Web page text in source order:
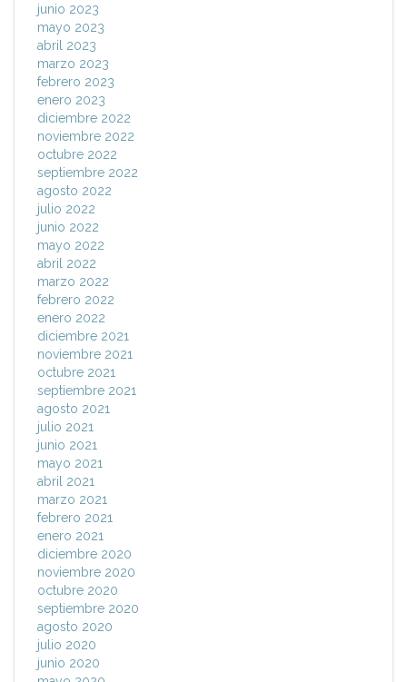
junio 2023
mayo 2023
abril 2023
marzo 2023
febrero 2023
enero 2023
diciembre 2022
noviembre 2022
octubre 2022
septiembre 2022
agosto 2022
julio 2022
junio 2022
mayo 2022
abril 2022
marzo 2022
febrero 2022
enero 2022
diciembre 2021
noviembre 2021
octubre 2021
septiembre 2021
agosto 2021
julio 2021
junio 2021
mayo 2021
abril 2021
marzo 2021
febrero 2021
enero 2021
diciembre 2020
noviembre 2020
octubre 2020
septiembre 2020
agosto 2020
julio 2020
junio 2020